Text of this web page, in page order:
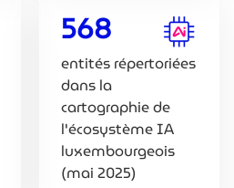
568
entités répertoriées
dans la
cartographie de
l'écosystème IA
luxembourgeois
(mai 2025)